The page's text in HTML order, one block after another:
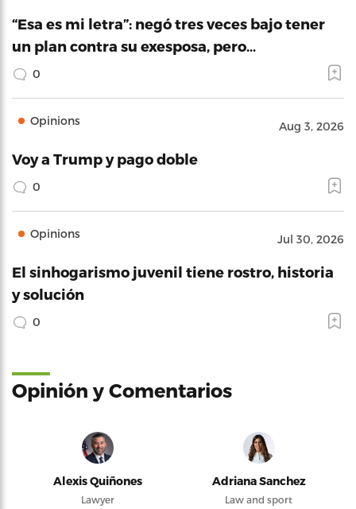
“Esa es mi letra”: negó tres veces bajo tener
un plan contra su exesposa, pero…
0
Opinions Aug 3, 2026
Voy a Trump y pago doble
0
Opinions Jul 30, 2026
El sinhogarismo juvenil tiene rostro, historia
y solución
0
Opinión y Comentarios
Alexis Quiñones
Lawyer
Adriana Sanchez
Law and sport